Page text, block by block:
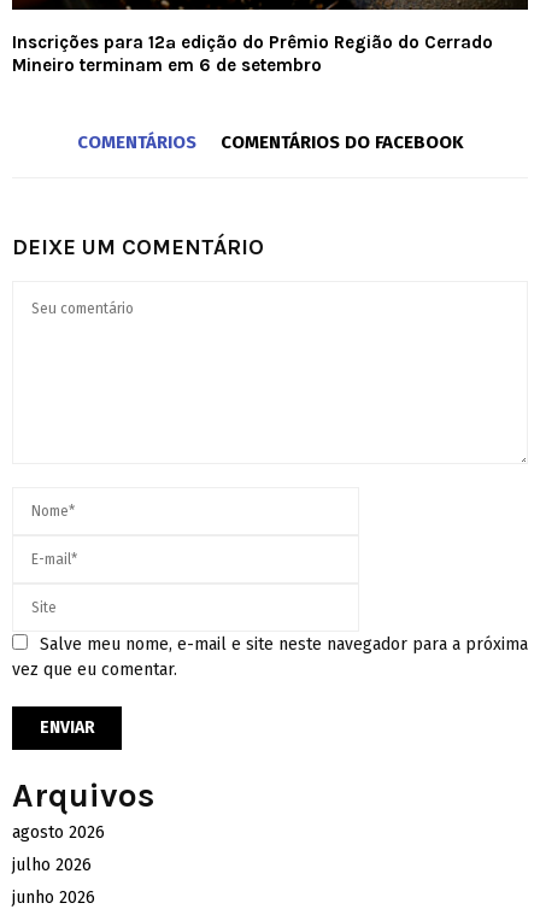
Inscrições para 12ª edição do Prêmio Região do Cerrado
Mineiro terminam em 6 de setembro
COMENTÁRIOS COMENTÁRIOS DO FACEBOOK
DEIXE UM COMENTÁRIO
Salve meu nome, e-mail e site neste navegador para a próxima
vez que eu comentar.
Arquivos
agosto 2026
julho 2026
junho 2026